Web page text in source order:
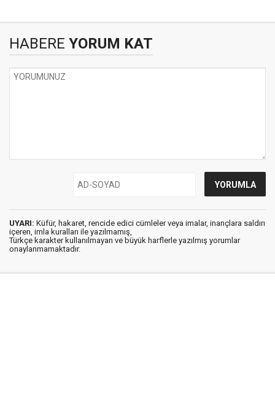
HABERE YORUM KAT
UYARI: Küfür, hakaret, rencide edici cümleler veya imalar, inançlara saldırı
içeren, imla kuralları ile yazılmamış,
Türkçe karakter kullanılmayan ve büyük harflerle yazılmış yorumlar
onaylanmamaktadır.